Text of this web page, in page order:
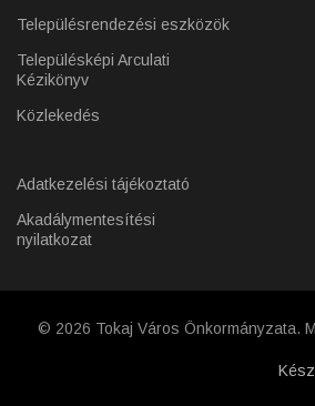
Településrendezési eszközök
Településképi Arculati
Kézikönyv
Közlekedés
Adatkezelési tájékoztató
Akadálymentesítési
nyilatkozat
© 2026 Tokaj Város Önkormányzata.